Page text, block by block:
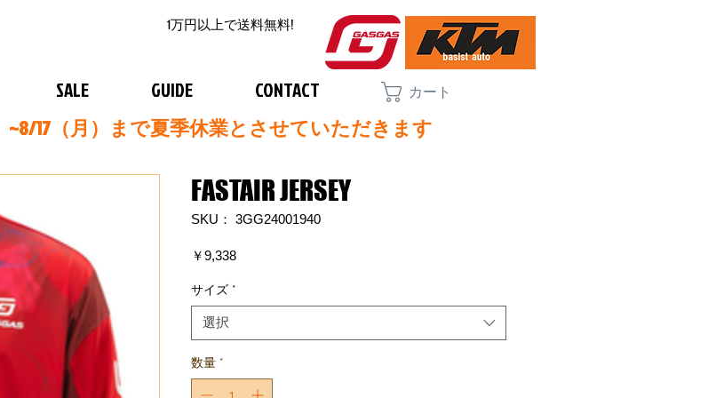
1万円以上で送料無料!
SALE GUIDE CONTACT カート
17（月）まで夏季休業とさせていただきます
FASTAIR JERSEY
SKU： 3GG24001940
￥9,338価
サイズ *
選択
数量 *